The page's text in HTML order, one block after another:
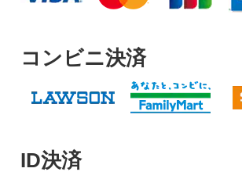
コンビニ決済
ID決済